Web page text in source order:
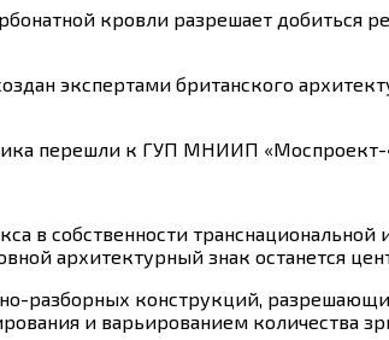
кровли разрешает добиться
экспертами британского
перешли к ГУП МНИИП «Моспроект-
в собственности
архитектурный знак останется
разборных конструкций,
и варьированием количества